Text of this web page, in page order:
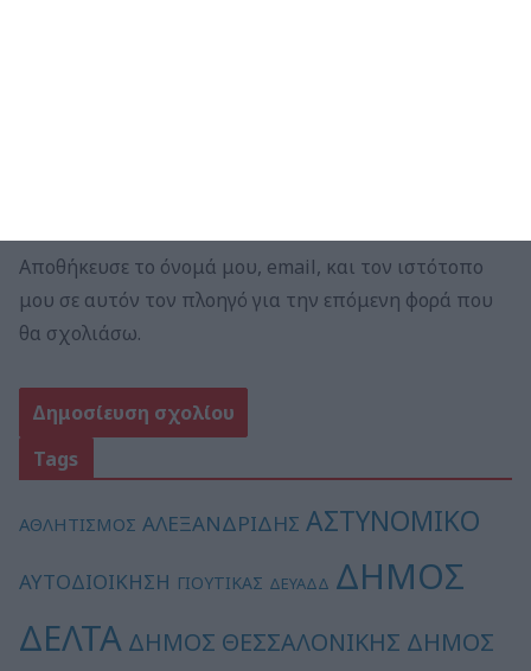
Αποθήκευσε το όνομά μου, email, και τον ιστότοπο
μου σε αυτόν τον πλοηγό για την επόμενη φορά που
θα σχολιάσω.
Tags
ΑΘΛΗΤΙΣΜΟΣ ΑΛΕΞΑΝΔΡΙΔΗΣ ΑΣΤΥΝΟΜΙΚΟ
ΑΥΤΟΔΙΟΙΚΗΣΗ ΓΙΟΥΤΙΚΑΣ ΔΕΥΑΔΔ ΔΗΜΟΣ
ΔΕΛΤΑ ΔΗΜΟΣ ΘΕΣΣΑΛΟΝΙΚΗΣ ΔΗΜΟΣ